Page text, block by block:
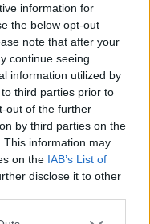
information for
the below opt-out
note that after your
continue seeing
information utilized by
third parties prior to
out of the further
by third parties on the
This information may
on the IAB’s List of
disclose it to other
το
σε 36 δόσεις που
ολοκληρώθηκε
συνολικά
ευρώ από
αυτό αντιστοιχεί
ποσού που
χαμηλής Τάσης